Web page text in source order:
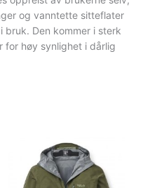
og vanntette sitteflater
bruk. Den kommer i sterk
for høy synlighet i dårlig